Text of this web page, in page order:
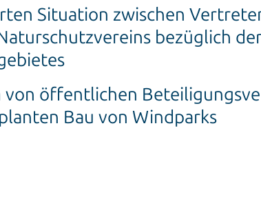
Situation zwischen
bezüglich
öffentlichen
Bau von Windparks